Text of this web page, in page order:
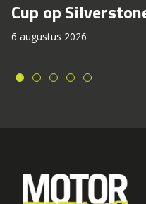
Cup op
6 augustus 2026